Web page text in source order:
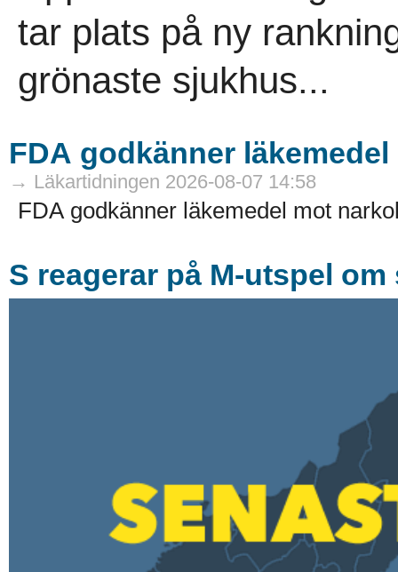
tar plats på ny
grönaste sjukhus...
FDA godkänner
→ Läkartidningen 2026-08-07 14:58
FDA godkänner läkemedel mot
S reagerar på M-utspel